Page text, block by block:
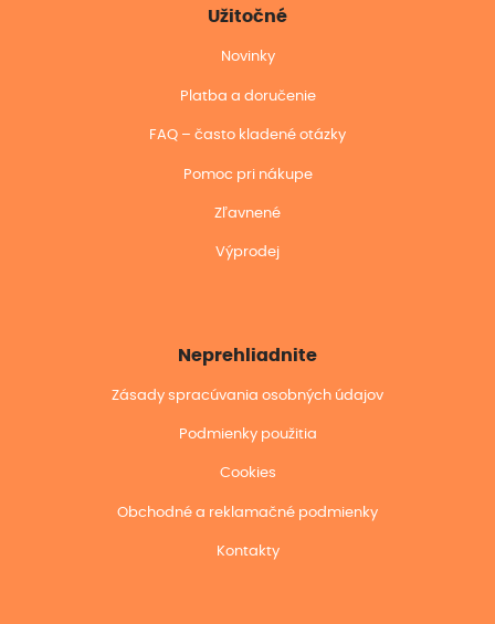
Užitočné
Novinky
Platba a doručenie
FAQ – často kladené otázky
Pomoc pri nákupe
Zľavnené
Výprodej
Neprehliadnite
Zásady spracúvania osobných údajov
Podmienky použitia
Cookies
Obchodné a reklamačné podmienky
Kontakty